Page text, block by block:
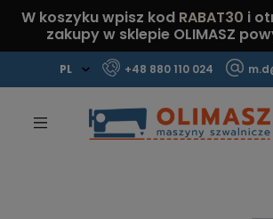
W koszyku wpisz kod RABAT30 i
zakupy w sklepie OLIMASZ
+48 880 110 024
Sprawdź!